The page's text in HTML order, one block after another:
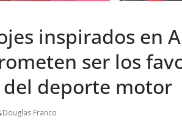
inspirados en
ser los
deporte motor
Douglas Franco
ventaja
agosto 6, 2026 Ermi